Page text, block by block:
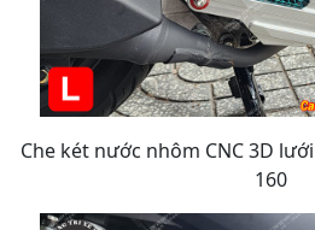
Che két nước nhôm CNC 3D
160